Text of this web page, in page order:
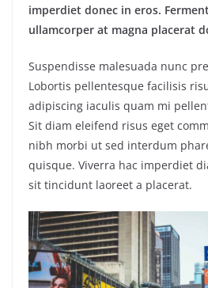
imperdiet donec in eros.
ullamcorper at magna placerat
Suspendisse malesuada nunc
Lobortis pellentesque facilisis
adipiscing iaculis quam mi
Sit diam eleifend risus eget
nibh morbi ut sed interdum
quisque. Viverra hac imperdiet
sit tincidunt laoreet a placerat.